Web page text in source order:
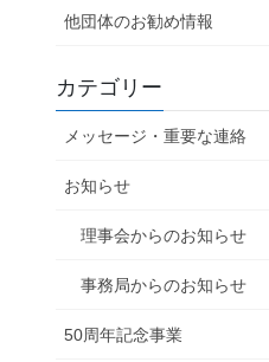
他団体のお勧め情報
カテゴリー
メッセージ・重要な連絡
お知らせ
理事会からのお知らせ
事務局からのお知らせ
50周年記念事業